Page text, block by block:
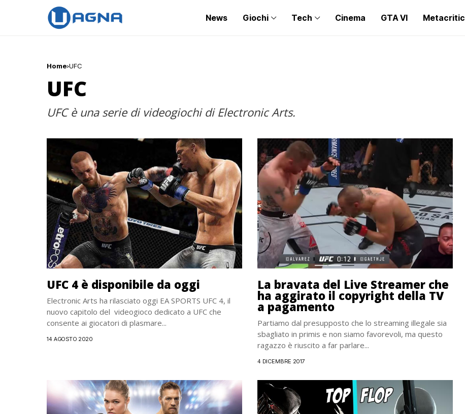
News Giochi Tech Cinema GTA VI Metacritic
Home UFC
UFC
UFC è una serie di videogiochi di Electronic Arts.
UFC 4 è disponibile da oggi
Electronic Arts ha rilasciato oggi EA SPORTS UFC 4, il
nuovo capitolo del videogioco dedicato a UFC che
consente ai giocatori di plasmare...
14 AGOSTO 2020
La bravata del Live Streamer che
ha aggirato il copyright della TV
a pagamento
Partiamo dal presupposto che lo streaming illegale sia
sbagliato in primis e non siamo favorevoli, ma questo
ragazzo è riuscito a far parlare...
4 DICEMBRE 2017